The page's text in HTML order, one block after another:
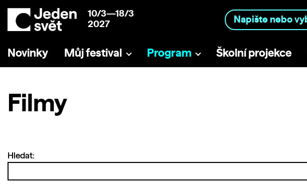
10/3—18/3
2027
Novinky Můj festival Program Školní projekce
Filmy
Hledat: